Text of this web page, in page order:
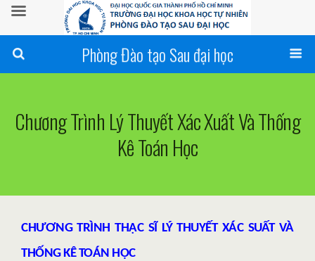
Phòng Đào tạo Sau đại học
Chương Trình Lý Thuyết Xác Xuất Và Thống
Kê Toán Học
CHƯƠNG TRÌNH THẠC SĨ LÝ THUYẾT XÁC SUẤT VÀ
THỐNG KÊ TOÁN HỌC